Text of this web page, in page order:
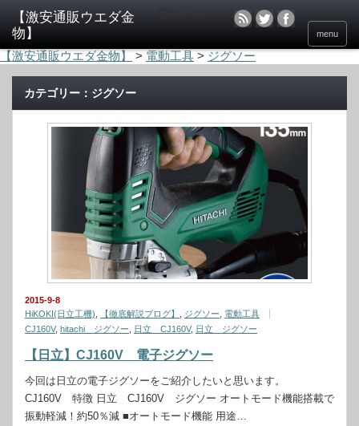
電動工具のウエダ金物
menu
【激安通販ウエダ金物】 > 電動工具 > ジグソー
カテゴリー：ジグソー
2015-9-8
HiKOKI(日立工機)
【徹底解説ブログ】 ジグソー
電動工具
CJ160V, hitachi ジグソー 日立 CJ160V, 日立 ジグソー
【日立】CJ160V 電子ジグソー
今回は日立の電子ジグソーをご紹介したいと思います。
CJ160V 特徴 日立 CJ160V ジグソー オートモード機能搭載で
振動軽減！約50％減 ■オートモード機能 用途…